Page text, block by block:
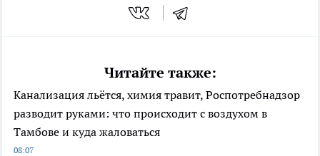
Читайте также:
Канализация льётся, химия травит, Роспотребнадзор
разводит руками: что происходит с воздухом в
Тамбове и куда жаловаться
08:07